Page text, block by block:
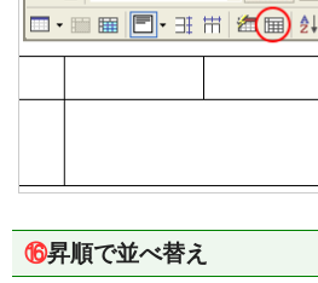
⑯昇順で並べ替え